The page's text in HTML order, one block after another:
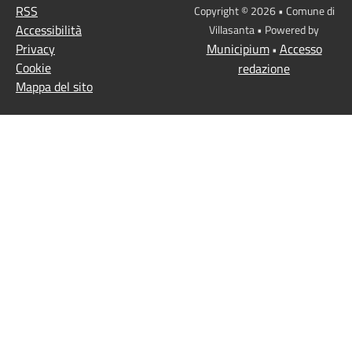
RSS
Accessibilità
Privacy
Cookie
Mappa del sito
Copyright © 2026 • Comune di
Villasanta • Powered by
Municipium• Accesso
redazione